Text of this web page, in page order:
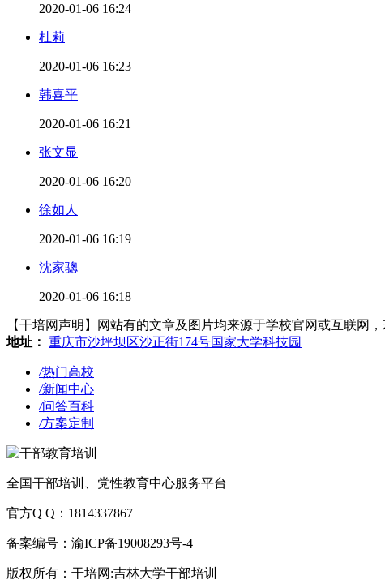
2020-01-06 16:24
杜莉
2020-01-06 16:23
韩喜平
2020-01-06 16:21
张文显
2020-01-06 16:20
徐如人
2020-01-06 16:19
沈家骢
2020-01-06 16:18
【干培网声明】网站有的文章及图片均来源于学校官网或互联网，
地址： 重庆市沙坪坝区沙正街174号国家大学科技园
/热门高校
/新闻中心
/问答百科
/方案定制
全国干部培训、党性教育中心服务平台
官方Q Q：1814337867
备案编号：渝ICP备19008293号-4
版权所有：干培网:吉林大学干部培训